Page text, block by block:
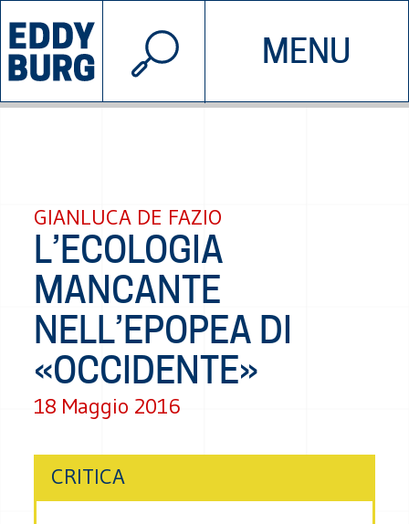
MENU
INIZIATIVE CHI SIAMO
© 2026 EDDYBURG
GIANLUCA DE FAZIO
L’ECOLOGIA
MANCANTE
NELL’EPOPEA DI
«OCCIDENTE»
18 Maggio 2016
CRITICA